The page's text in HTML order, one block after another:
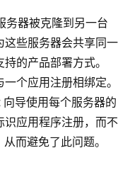
器被克隆到另一台
些服务器会共享同一
的产品部署方式。
个应用注册相绑定。
导使用每个服务器的
应用程序注册，而不
而避免了此问题。